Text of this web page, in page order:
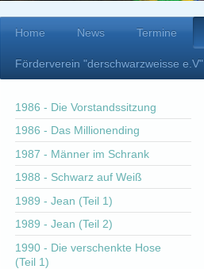
Home News Termine
Förderverein "derschwarzweisse e.V"
1986 - Die Vorstandssitzung
1986 - Das Millionending
1987 - Männer im Schrank
1988 - Schwarz auf Weiß
1989 - Jean (Teil 1)
1989 - Jean (Teil 2)
1990 - Die verschenkte Hose
(Teil 1)